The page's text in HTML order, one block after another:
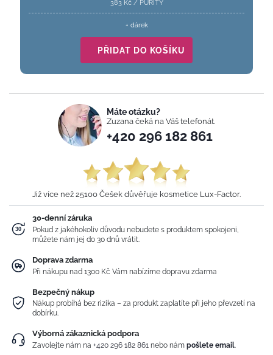
383 Kč/ PURITY
+ dárek
PŘIDAT DO KOŠÍKU
Máte otázku?
Zuzana čeká na Váš telefonát.
+420 296 182 861
Již více než 25100 Češek důvěřuje kosmetice Lux-Factor.
30-denní záruka
Pokud z jakéhokoliv důvodu nebudete s produktem spokojeni,
můžete nám jej do 30 dnů vrátit.
Doprava zdarma
Při nákupu nad 1300 Kč Vám nabízíme dopravu zdarma
Bezpečný nákup
Nákup probíhá bez rizika – za produkt zaplatíte při jeho převzetí na
dobírku.
Výborná zákaznická podpora
Zavolejte nám na+420 296 182 861 nebo námpošlete email